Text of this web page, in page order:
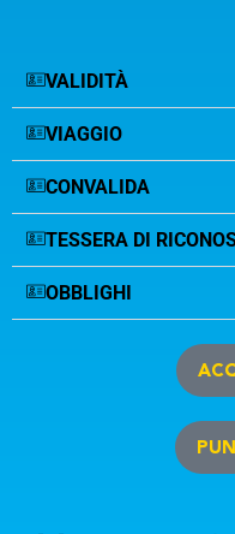
VALIDITÀ
VIAGGIO
CONVALIDA
TESSERA DI
OBBLIGHI